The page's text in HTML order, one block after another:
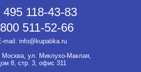
495 118-43-83
511-52-66
mail: info@kupatika.ru
Москва, ул. Миклухо-Маклая,
8, стр. 3, офис 311